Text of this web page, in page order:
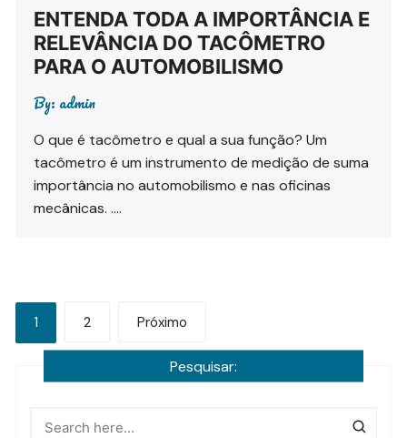
ENTENDA TODA A IMPORTÂNCIA E
RELEVÂNCIA DO TACÔMETRO
PARA O AUTOMOBILISMO
By: admin
O que é tacômetro e qual a sua função? Um
tacômetro é um instrumento de medição de suma
importância no automobilismo e nas oficinas
mecânicas. ….
Paginação
de
1 2 Próximo
Pesquisar: